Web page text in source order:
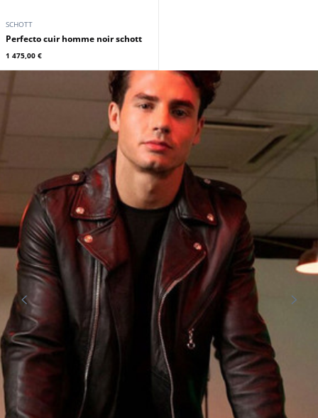
SCHOTT
Perfecto cuir homme noir schott
1 475,00 €